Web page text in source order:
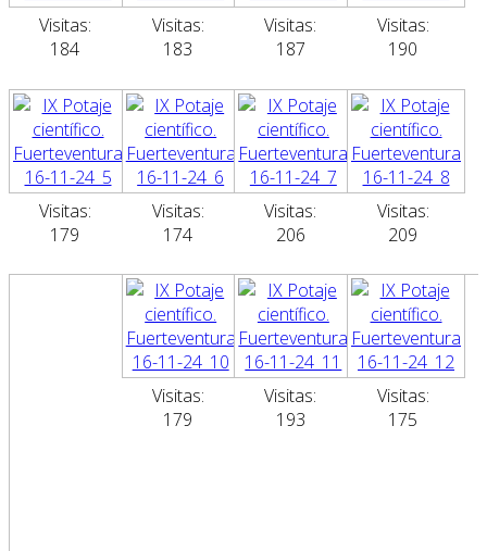
Visitas:
184
Visitas:
183
Visitas:
187
Visitas:
190
Visitas:
179
Visitas:
174
Visitas:
206
Visitas:
209
Visitas:
179
Visitas:
193
Visitas:
175